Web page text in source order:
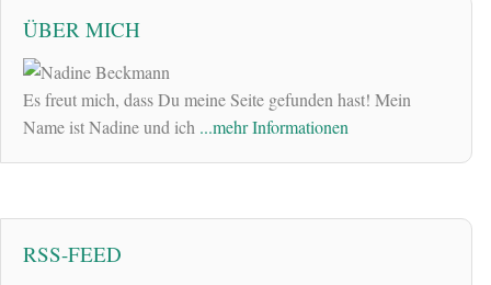
ÜBER MICH
Es freut mich, dass Du meine Seite gefunden hast! Mein
Name ist Nadine und ich ...mehr Informationen
RSS-FEED